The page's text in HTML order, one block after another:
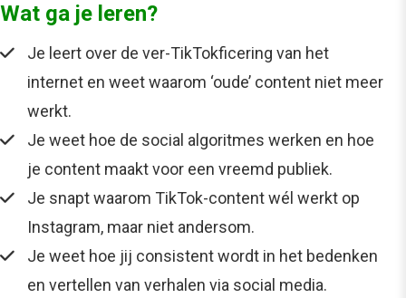
Wat ga je leren?
Je leert over de ver-TikTokficering van het
internet en weet waarom ‘oude’ content niet meer
werkt.
Je weet hoe de social algoritmes werken en hoe
je content maakt voor een vreemd publiek.
Je snapt waarom TikTok-content wél werkt op
Instagram, maar niet andersom.
Je weet hoe jij consistent wordt in het bedenken
en vertellen van verhalen via social media.